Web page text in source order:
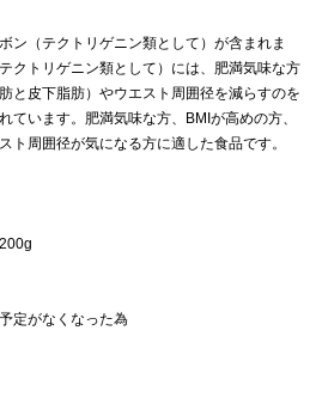
ン（テクトリゲニン類として）が含まれま
クトリゲニン類として）には、肥満気味な方
と皮下脂肪）やウエスト周囲径を減らすのを
ています。肥満気味な方、BMIが高めの方、
ト周囲径が気になる方に適した食品です。
定がなくなった為